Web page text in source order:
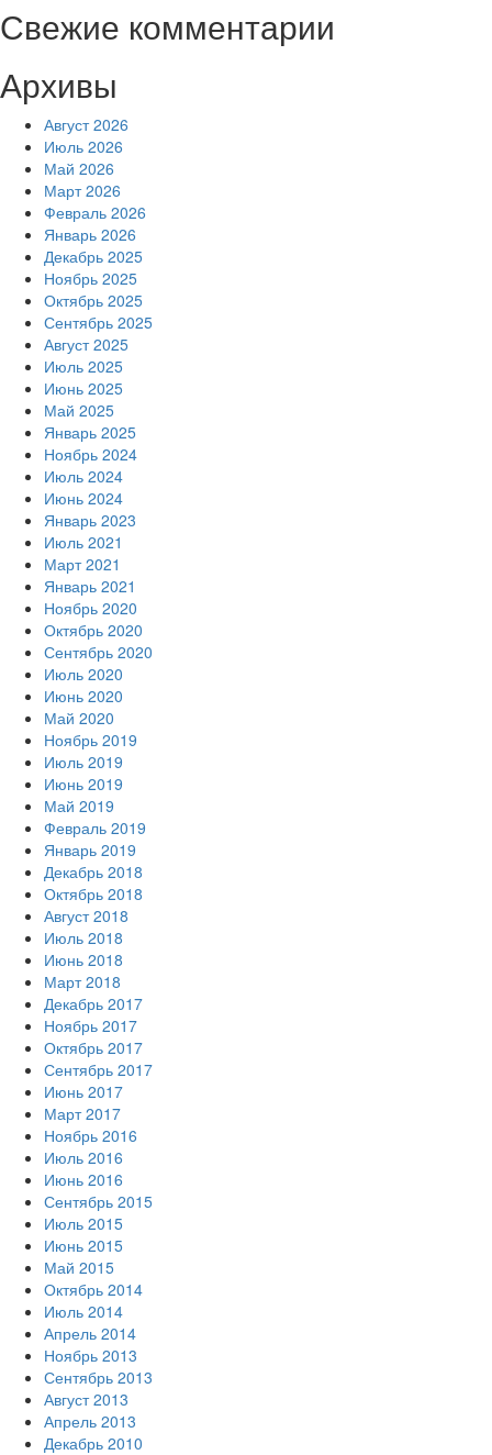
Свежие комментарии
Архивы
Август 2026
Июль 2026
Май 2026
Март 2026
Февраль 2026
Январь 2026
Декабрь 2025
Ноябрь 2025
Октябрь 2025
Сентябрь 2025
Август 2025
Июль 2025
Июнь 2025
Май 2025
Январь 2025
Ноябрь 2024
Июль 2024
Июнь 2024
Январь 2023
Июль 2021
Март 2021
Январь 2021
Ноябрь 2020
Октябрь 2020
Сентябрь 2020
Июль 2020
Июнь 2020
Май 2020
Ноябрь 2019
Июль 2019
Июнь 2019
Май 2019
Февраль 2019
Январь 2019
Декабрь 2018
Октябрь 2018
Август 2018
Июль 2018
Июнь 2018
Март 2018
Декабрь 2017
Ноябрь 2017
Октябрь 2017
Сентябрь 2017
Июнь 2017
Март 2017
Ноябрь 2016
Июль 2016
Июнь 2016
Сентябрь 2015
Июль 2015
Июнь 2015
Май 2015
Октябрь 2014
Июль 2014
Апрель 2014
Ноябрь 2013
Сентябрь 2013
Август 2013
Апрель 2013
Декабрь 2010